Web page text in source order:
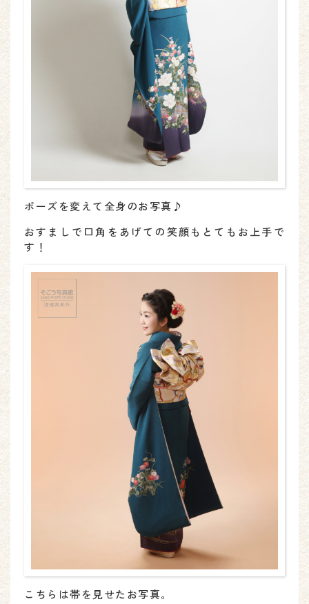
ポーズを変えて全身のお写真♪
おすましで口角をあげての笑顔もとてもお上手で
す！
こちらは帯を見せたお写真。